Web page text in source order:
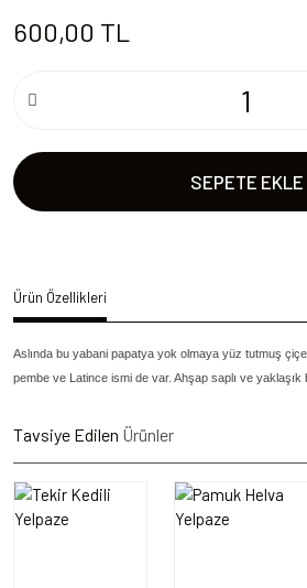
600,00 TL
SEPETE EKLE
Ürün Özellikleri
Aslında bu yabani papatya yok olmaya yüz tutmuş
pembe ve Latince ismi de var. Ahşap saplı ve yaklaşık
Tavsiye Edilen Ürünler